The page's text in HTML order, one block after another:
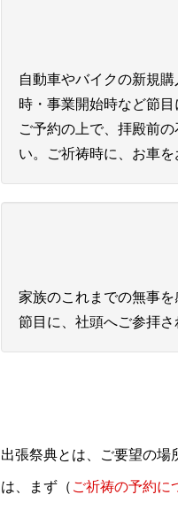
自動車やバイクの新規
時・事業開始時など節目
ご予約の上で、拝殿前
い。ご祈祷時に、お車を
家族のこれまでの無事を
節目に、社頭へご参拝さ
出張祭典とは、ご要望の場
は、まず（ ご祈祷の予約に